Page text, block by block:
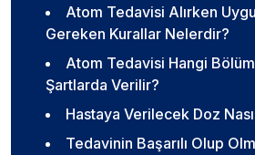
Atom Tedavisi Alırken
Gereken Kurallar Nelerdir?
Atom Tedavisi Hangi
Şartlarda Verilir?
Hastaya Verilecek Doz
Tedavinin Başarılı Olup